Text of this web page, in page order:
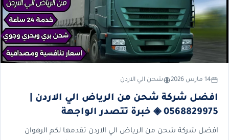
14 مارس 2026 شحن الي الاردن
افضل شركة شحن من الرياض الي الاردن |
0568829975 ◈ خبرة تتصدر الواجهة
افضل شركة شحن من الرياض الي الاردن تقدمها لكم الرهوان